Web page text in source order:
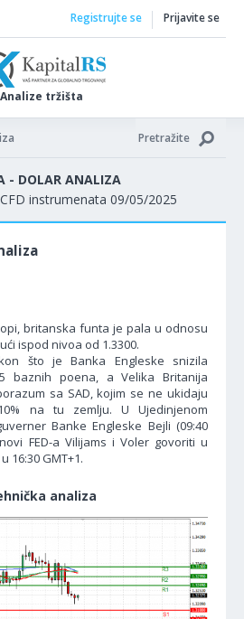
Analize tržišta
Registrujte se Prijavite se
Pretražite
- DOLAR ANALIZA
instrumenata 09/05/2025
britanska funta je pala u odnosu
ispod nivoa od 1.3300.
što je Banka Engleske snizila
baznih poena, a Velika Britanija
sa SAD, kojim se ne ukidaju
na tu zemlju. U Ujedinjenom
Banke Engleske Bejli (09:40
FED-a Vilijams i Voler govoriti u
16:30 GMT+1.
analiza